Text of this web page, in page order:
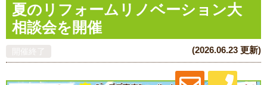
夏のリフォームリノベーション大
相談会を開催
開催終了 (2026.06.23 更新)